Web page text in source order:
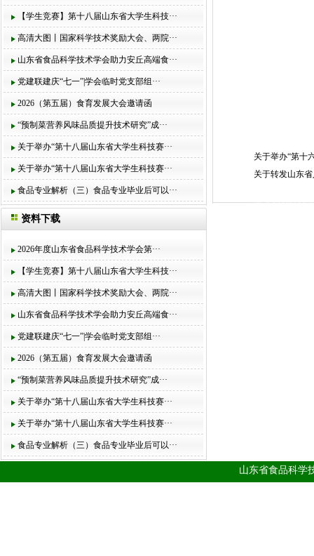
【学生竞赛】第十八届山东省大学生科技···
高清大图丨国家科学技术奖励大会、两院···
山东省食品科学技术学会助力安丘高端食···
党建联建庆“七一”|学会临时党支部组···
2026（第五届）食育发展大会邀请函
“预制菜营养风味品质提升技术研究”成···
关于举办“第十八届山东省大学生科技赛···
关于举办“第十八届山东省大学生科技赛···
食品专业解析（三）食品专业毕业后可以···
资料下载
2026年度山东省食品科学技术学会第···
【学生竞赛】第十八届山东省大学生科技···
高清大图丨国家科学技术奖励大会、两院···
山东省食品科学技术学会助力安丘高端食···
党建联建庆“七一”|学会临时党支部组···
2026（第五届）食育发展大会邀请函
“预制菜营养风味品质提升技术研究”成···
关于举办“第十八届山东省大学生科技赛···
关于举办“第十八届山东省大学生科技赛···
食品专业解析（三）食品专业毕业后可以···
关于举办“第十
关于转发山东
山东省食品科